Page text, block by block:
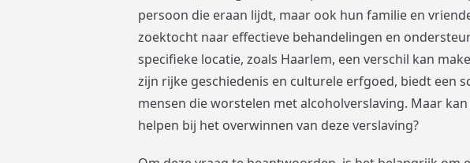
persoon die eraan lijdt, maar ook hun familie en
zoektocht naar effectieve behandelingen en
specifieke locatie, zoals Haarlem, een verschil kan
zijn rijke geschiedenis en culturele erfgoed, biedt een
mensen die worstelen met alcoholverslaving. Maar
helpen bij het overwinnen van deze verslaving?